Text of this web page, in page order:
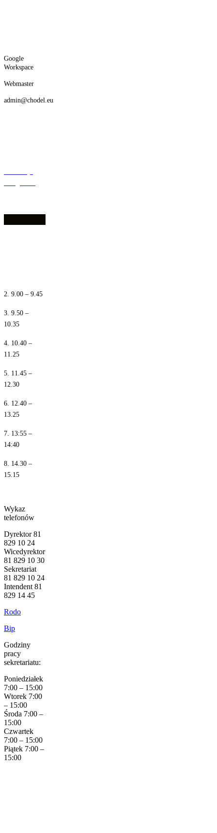
Google
Workspace
Webmaster
admin@chodel.eu
2. 9.00 – 9.45
3. 9.50 –
10.35
4. 10.40 –
11.25
5. 11.45 –
12.30
6. 12.40 –
13.25
7. 13:55 –
14:40
8. 14.30 –
15.15
Wykaz
telefonów
Dyrektor 81
829 10 24
Wicedyrektor
81 829 10 30
Sekretariat
81 829 10 24
Intendent 81
829 14 45
Rodo
Bip
Godziny
pracy
sekretariatu:
Poniedziałek
7:00 – 15:00
Wtorek 7:00
– 15:00
Środa 7:00 –
15:00
Czwartek
7:00 – 15:00
Piątek 7:00 –
15:00